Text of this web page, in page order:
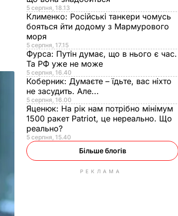
5 серпня, 18.13
Клименко: Російські танкери чомусь
бояться йти додому з Мармурового
моря
5 серпня, 17.15
Фурса: Путін думає, що в нього є час.
Та РФ уже не може
5 серпня, 16.40
Коберник: Думаєте – їдьте, вас ніхто
не засудить. Але...
5 серпня, 16.00
Яценюк: На рік нам потрібно мінімум
1500 ракет Patriot, це нереально. Що
реально?
5 серпня, 15.40
Більше блогів
РЕКЛАМА